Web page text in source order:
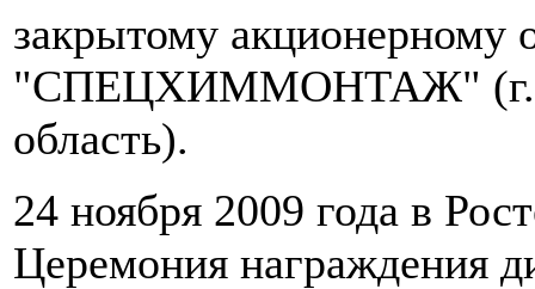
закрытому акционерному
"СПЕЦХИММОНТАЖ" (г.
область).
24 ноября 2009 года в
Церемония награждения